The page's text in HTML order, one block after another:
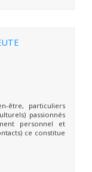
être, particuliers
passionnés
personnel et
ce constitue